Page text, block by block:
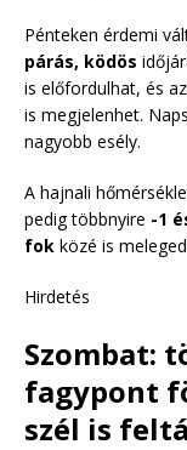
Pénteken érdemi
párás, ködös
is előfordulhat, és
is megjelenhet.
nagyobb esély.
A hajnali
pedig többnyire -1
fok közé is
Hirdetés
Szombat:
fagypont
szél is